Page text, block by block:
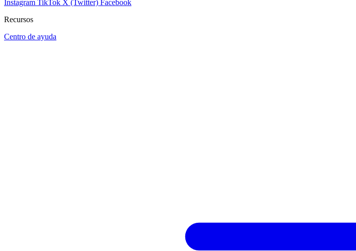
Instagram TikTok X (Twitter) Facebook
Recursos
Centro de ayuda